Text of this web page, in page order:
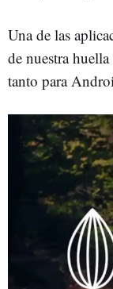
Una de las
de nuestra
tanto para